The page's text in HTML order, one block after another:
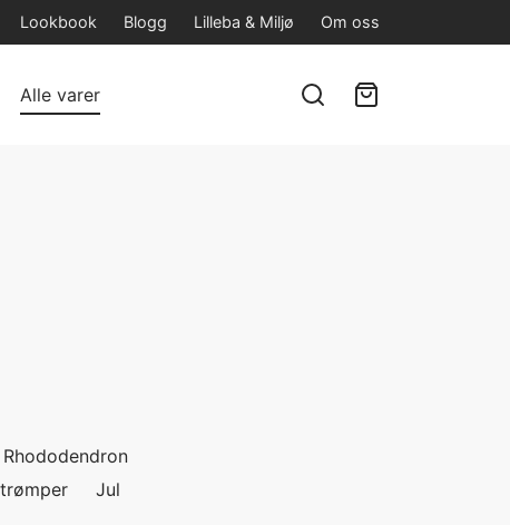
Lookbook Blogg Lilleba & Miljø Om oss
Alle varer
Rhododendron
Jul